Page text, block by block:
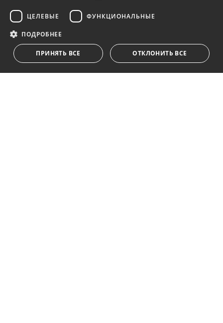
Получайте обновления о недвижимости, новостях
и образе жизни в Марбелье
Подписаться
Я принимаюполитика конфиденциальности
ЦЕЛЕВЫЕ ФУНКЦИОНАЛЬНЫЕ
ПОДРОБНЕЕ
ПРИНЯТЬ ВСЕ ОТКЛОНИТЬ ВСЕ